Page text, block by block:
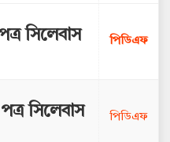
সিলেবাস
পিডিএফ
সিলেবাস
পিডিএফ